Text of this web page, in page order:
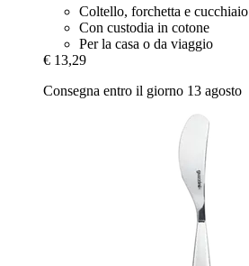
Coltello, forchetta e cucchiaio
Con custodia in cotone
Per la casa o da viaggio
€ 13,29
Consegna entro il giorno 13 agosto